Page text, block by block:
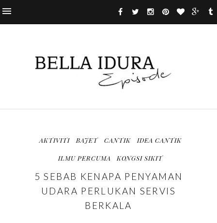
AKTIVITI BAJET CANTIK IDEA CANTIK
ILMU PERCUMA KONGSI SIKIT
5 SEBAB KENAPA PENYAMAN
UDARA PERLUKAN SERVIS
BERKALA